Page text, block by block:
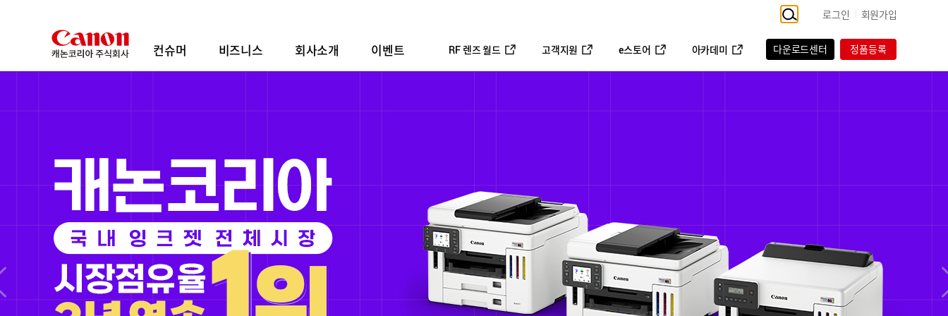
로그인 회원가입
컨슈머 비즈니스 회사소개 이벤트 RF 렌즈 월드 고객지원 e스토어 아카데미 다운로드센터 정품등록
내장 파워줌으로 열리는 영상 표현의 새로운 지평
RF20-50mm
F4 L IS USM PZ
출시 기념